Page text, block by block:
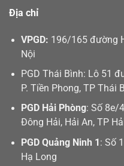
Địa chỉ
VPGD: 196/165 đường
Nội
PGD Thái Bình: Lô 51
P. Tiền Phong, TP Thái
PGD Hải Phòng: Số 8e/
Đông Hải, Hải An, TP
PGD Quảng Ninh 1 : Số
Hạ Long